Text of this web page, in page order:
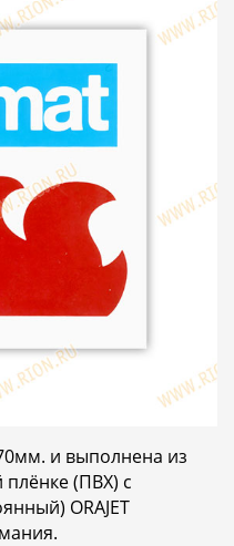
и выполнена из
(ПВХ) с
ORAJET